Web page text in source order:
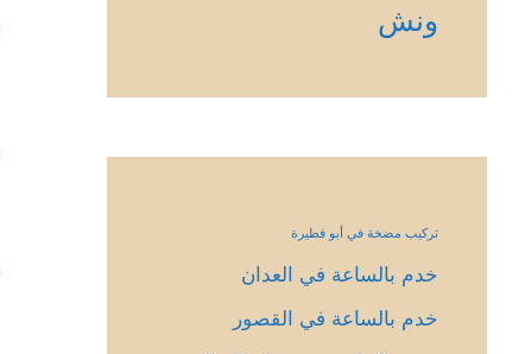
ونش
تركيب مضخة في أبو فطيرة
خدم بالساعة في العدان
خدم بالساعة في القصور